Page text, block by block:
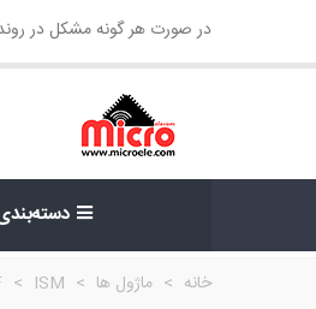
در صورت هر گونه مشکل در
خانه > ماژول ها >
> ISM